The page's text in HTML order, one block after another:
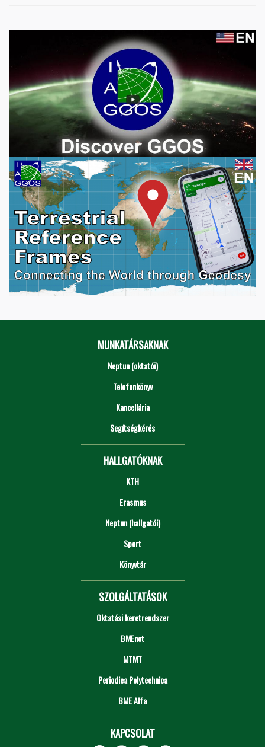
MUNKATÁRSAKNAK
Neptun (oktatói)
Telefonkönyv
Kancellária
Segítségkérés
HALLGATÓKNAK
KTH
Erasmus
Neptun (hallgatói)
Sport
Könyvtár
SZOLGÁLTATÁSOK
Oktatási keretrendszer
BMEnet
MTMT
Periodica Polytechnica
BME Alfa
KAPCSOLAT